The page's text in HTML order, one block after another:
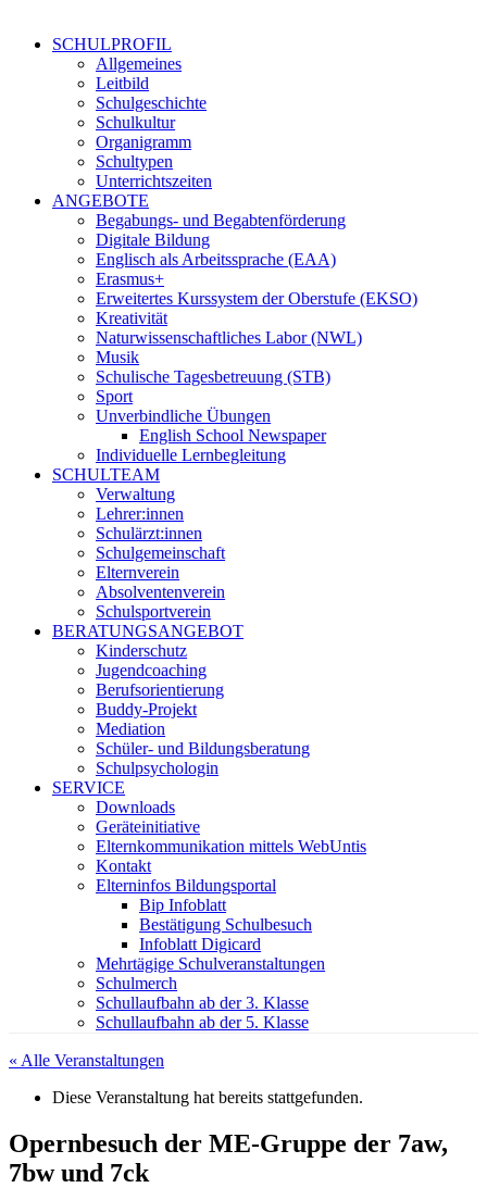
SCHULPROFIL
Allgemeines
Leitbild
Schulgeschichte
Schulkultur
Organigramm
Schultypen
Unterrichtszeiten
ANGEBOTE
Begabungs- und Begabtenförderung
Digitale Bildung
Englisch als Arbeitssprache (EAA)
Erasmus+
Erweitertes Kurssystem der Oberstufe (EKSO)
Kreativität
Naturwissenschaftliches Labor (NWL)
Musik
Schulische Tagesbetreuung (STB)
Sport
Unverbindliche Übungen
English School Newspaper
Individuelle Lernbegleitung
SCHULTEAM
Verwaltung
Lehrer:innen
Schulärzt:innen
Schulgemeinschaft
Elternverein
Absolventenverein
Schulsportverein
BERATUNGSANGEBOT
Kinderschutz
Jugendcoaching
Berufsorientierung
Buddy-Projekt
Mediation
Schüler- und Bildungsberatung
Schulpsychologin
SERVICE
Downloads
Geräteinitiative
Elternkommunikation mittels WebUntis
Kontakt
Elterninfos Bildungsportal
Bip Infoblatt
Bestätigung Schulbesuch
Infoblatt Digicard
Mehrtägige Schulveranstaltungen
Schulmerch
Schullaufbahn ab der 3. Klasse
Schullaufbahn ab der 5. Klasse
« Alle Veranstaltungen
Diese Veranstaltung hat bereits stattgefunden.
Opernbesuch der ME-Gruppe der 7aw,
7bw und 7ck